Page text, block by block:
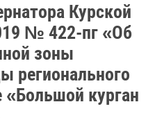
Курской
№ 422-пг «Об
зоны
регионального
курган